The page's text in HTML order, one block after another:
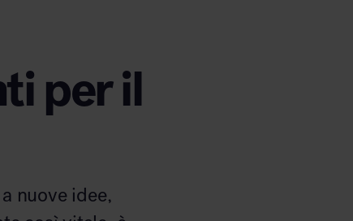
per il
nuove idee,